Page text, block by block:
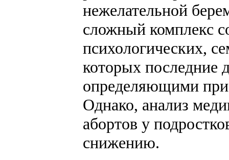
нежелательной
сложный комплекс
психологических,
которых последние
определяющими при
Однако, анализ
абортов у
снижению.